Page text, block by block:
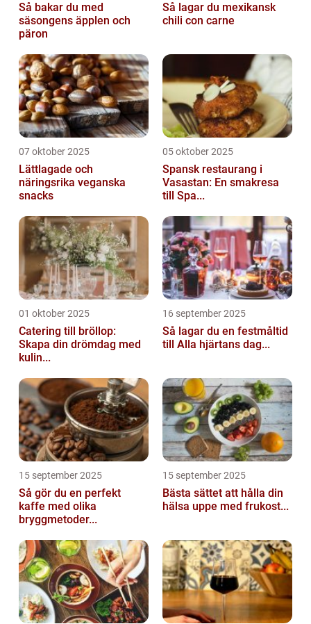
Så bakar du med
säsongens äpplen och
päron
Så lagar du mexikansk
chili con carne
07 oktober 2025
Lättlagade och
näringsrika veganska
snacks
05 oktober 2025
Spansk restaurang i
Vasastan: En smakresa
till Spa...
01 oktober 2025
Catering till bröllop:
Skapa din drömdag med
kulin...
16 september 2025
Så lagar du en festmåltid
till Alla hjärtans dag...
15 september 2025
Så gör du en perfekt
kaffe med olika
bryggmetoder...
15 september 2025
Bästa sättet att hålla din
hälsa uppe med frukost...